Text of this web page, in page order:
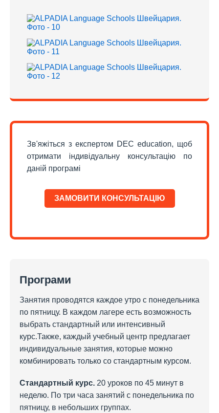
Зв'яжіться з експертом DEC education, щоб
отримати індивідуальну консультацію по
даній програмі
ЗАМОВИТИ КОНСУЛЬТАЦІЮ
Програми
Занятия проводятся каждое утро с понедельника
по пятницу. В каждом лагере есть возможность
выбрать стандартный или интенсивный
курс.Также, каждый учебный центр предлагает
индивидуальные занятия, которые можно
комбинировать только со стандартным курсом.
Стандартный курс. 20 уроков по 45 минут в
неделю. По три часа занятий с понедельника по
пятницу, в небольших группах.